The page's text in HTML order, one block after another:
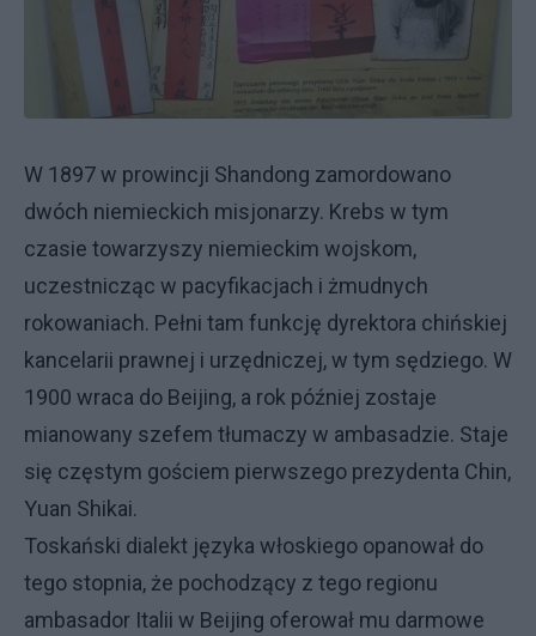
W 1897 w prowincji Shandong zamordowano
dwóch niemieckich misjonarzy. Krebs w tym
czasie towarzyszy niemieckim wojskom,
uczestnicząc w pacyfikacjach i żmudnych
rokowaniach. Pełni tam funkcję dyrektora chińskiej
kancelarii prawnej i urzędniczej, w tym sędziego. W
1900 wraca do Beijing, a rok później zostaje
mianowany szefem tłumaczy w ambasadzie. Staje
się częstym gościem pierwszego prezydenta Chin,
Yuan Shikai.
Toskański dialekt języka włoskiego opanował do
tego stopnia, że pochodzący z tego regionu
ambasador Italii w Beijing oferował mu darmowe